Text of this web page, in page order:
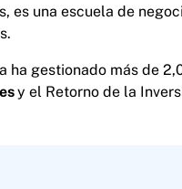
es una escuela de
ha gestionado más de
y el Retorno de la